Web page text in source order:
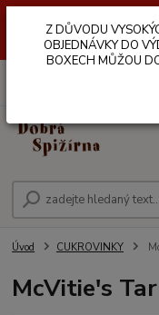
VÝDEJNÍCH BOXŮ.
Úvod CUKROVINKY
McVitie's
Z DŮVODU
OBJEDNÁVKY DO
BOXECH MŮŽOU